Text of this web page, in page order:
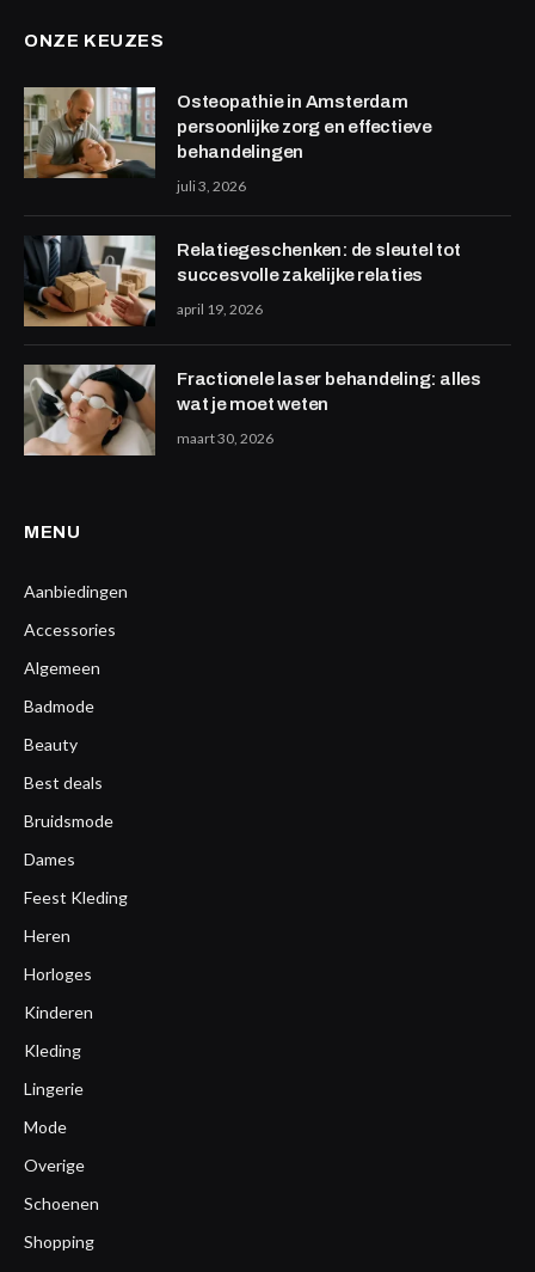
ONZE KEUZES
Osteopathie in Amsterdam
persoonlijke zorg en effectieve
behandelingen
juli 3, 2026
Relatiegeschenken: de sleutel tot
succesvolle zakelijke relaties
april 19, 2026
Fractionele laser behandeling: alles
wat je moet weten
maart 30, 2026
MENU
Aanbiedingen
Accessories
Algemeen
Badmode
Beauty
Best deals
Bruidsmode
Dames
Feest Kleding
Heren
Horloges
Kinderen
Kleding
Lingerie
Mode
Overige
Schoenen
Shopping